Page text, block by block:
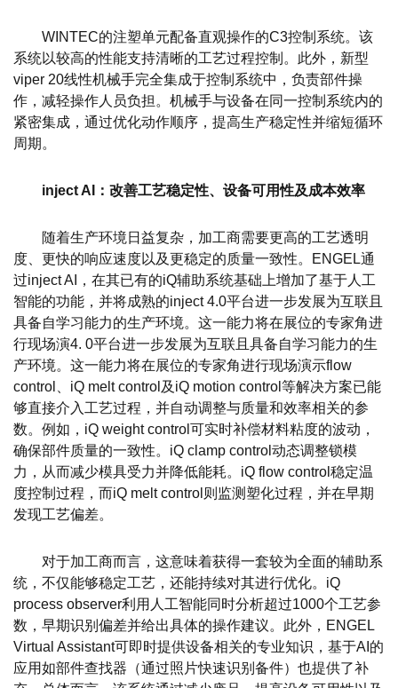
WINTEC的注塑单元配备直观操作的C3控制系统。该
系统以较高的性能支持清晰的工艺过程控制。此外，新型
viper 20线性机械手完全集成于控制系统中，负责部件操
作，减轻操作人员负担。机械手与设备在同一控制系统内的
紧密集成，通过优化动作顺序，提高生产稳定性并缩短循环
周期。
inject AI：改善工艺稳定性、设备可用性及成本效率
随着生产环境日益复杂，加工商需要更高的工艺透明
度、更快的响应速度以及更稳定的质量一致性。ENGEL通
过inject AI，在其已有的iQ辅助系统基础上增加了基于人工
智能的功能，并将成熟的inject 4.0平台进一步发展为互联且
具备自学习能力的生产环境。这一能力将在展位的专家角进
行现场演4. 0平台进一步发展为互联且具备自学习能力的生
产环境。这一能力将在展位的专家角进行现场演示flow
control、iQ melt control及iQ motion control等解决方案已能
够直接介入工艺过程，并自动调整与质量和效率相关的参
数。例如，iQ weight control可实时补偿材料粘度的波动，
确保部件质量的一致性。iQ clamp control动态调整锁模
力，从而减少模具受力并降低能耗。iQ flow control稳定温
度控制过程，而iQ melt control则监测塑化过程，并在早期
发现工艺偏差。
对于加工商而言，这意味着获得一套较为全面的辅助系
统，不仅能够稳定工艺，还能持续对其进行优化。iQ
process observer利用人工智能同时分析超过1000个工艺参
数，早期识别偏差并给出具体的操作建议。此外，ENGEL
Virtual Assistant可即时提供设备相关的专业知识，基于AI的
应用如部件查找器（通过照片快速识别备件）也提供了补